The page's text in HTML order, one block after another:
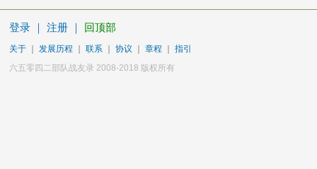
登录 ｜ 注册 ｜ 回顶部
关于 发展历程 联系 协议 章程
指引
六五零四二部队战友录 2008-2018 版权所有